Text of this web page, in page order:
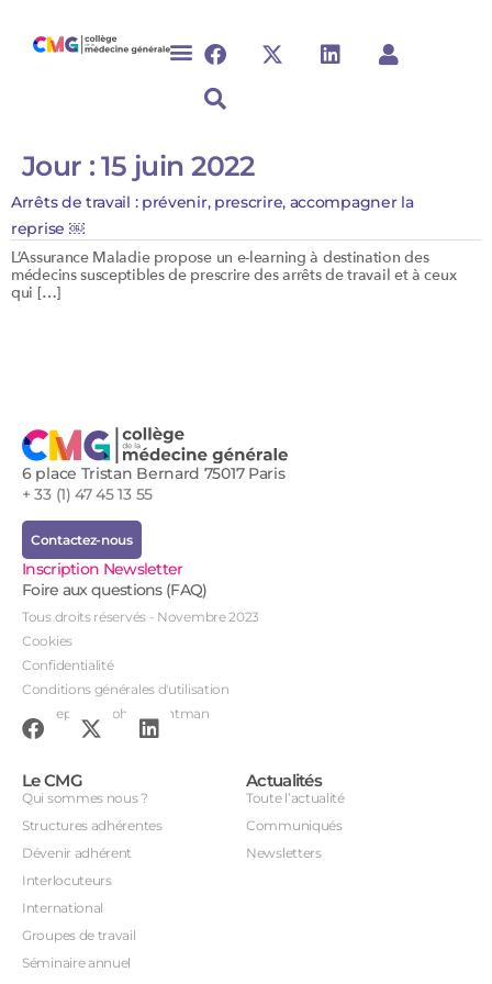
Jour :15 juin 2022
Arrêts de travail : prévenir, prescrire, accompagner la
reprise ￼
L’Assurance Maladie propose un e-learning à destination des
médecins susceptibles de prescrire des arrêts de travail et à ceux
qui […]
6 place Tristan Bernard 75017 Paris
+ 33 (1) 47 45 13 55
Contactez-nous
Inscription Newsletter
Foire aux questions (FAQ)
Tous droits réservés - Novembre 2023
Cookies
Confidentialité
Conditions générales d'utilisation
Conception : John Brightman
Le CMG
Qui sommes nous ?
Structures adhérentes
Dévenir adhérent
Interlocuteurs
International
Groupes de travail
Séminaire annuel
Actualités
Toute l’actualité
Communiqués
Newsletters